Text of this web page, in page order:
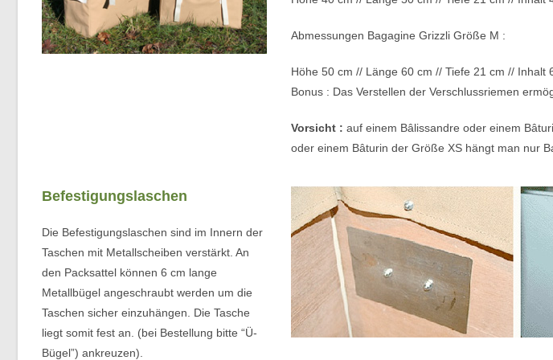
Abmessungen Bagagine Grizzli Größe M :
Höhe 50 cm // Länge 60 cm // Tiefe 21 cm // Inhalt
Bonus : Das Verstellen der Verschlussriemen
Vorsicht : auf einem Bâlissandre oder einem
oder einem Bâturin der Größe XS hängt man nur
Befestigungslaschen
Die Befestigungslaschen sind im Innern der
Taschen mit Metallscheiben verstärkt. An
den Packsattel können 6 cm lange
Metallbügel angeschraubt werden um die
Taschen sicher einzuhängen. Die Tasche
liegt somit fest an. (bei Bestellung bitte “Ü-
Bügel”) ankreuzen).